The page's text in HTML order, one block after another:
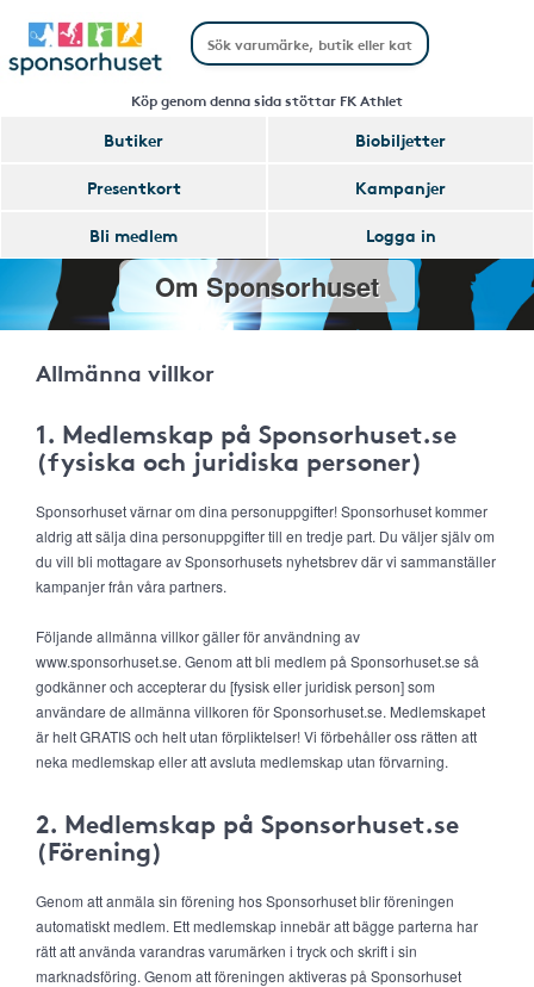
Köp genom denna sida stöttar FK Athlet
Butiker
Biobiljetter
Presentkort
Kampanjer
Bli medlem
Logga in
Om Sponsorhuset
Allmänna villkor
1. Medlemskap på Sponsorhuset.se
(fysiska och juridiska personer)
Sponsorhuset värnar om dina personuppgifter! Sponsorhuset kommer
aldrig att sälja dina personuppgifter till en tredje part. Du väljer själv om
du vill bli mottagare av Sponsorhusets nyhetsbrev där vi sammanställer
kampanjer från våra partners.
Följande allmänna villkor gäller för användning av
www.sponsorhuset.se. Genom att bli medlem på Sponsorhuset.se så
godkänner och accepterar du [fysisk eller juridisk person] som
användare de allmänna villkoren för Sponsorhuset.se. Medlemskapet
är helt GRATIS och helt utan förpliktelser! Vi förbehåller oss rätten att
neka medlemskap eller att avsluta medlemskap utan förvarning.
2. Medlemskap på Sponsorhuset.se
(Förening)
Genom att anmäla sin förening hos Sponsorhuset blir föreningen
automatiskt medlem. Ett medlemskap innebär att bägge parterna har
rätt att använda varandras varumärken i tryck och skrift i sin
marknadsföring. Genom att föreningen aktiveras på Sponsorhuset